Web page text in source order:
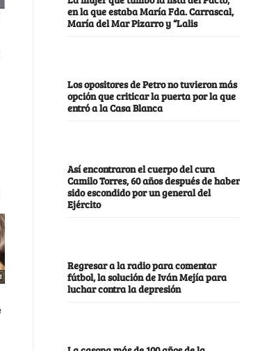
en la que estaba María Fda. Carrascal,
María del Mar Pizarro y “Lalis
Los opositores de Petro no tuvieron más
opción que criticar la puerta por la que
entró a la Casa Blanca
Así encontraron el cuerpo del cura
Camilo Torres, 60 años después de haber
sido escondido por un general del
Ejército
Regresar a la radio para comentar
fútbol, la solución de Iván Mejía para
luchar contra la depresión